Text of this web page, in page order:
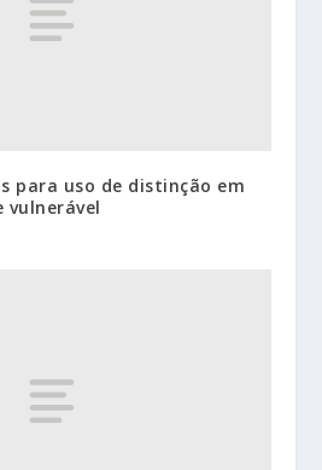
para uso de distinção em
vulnerável